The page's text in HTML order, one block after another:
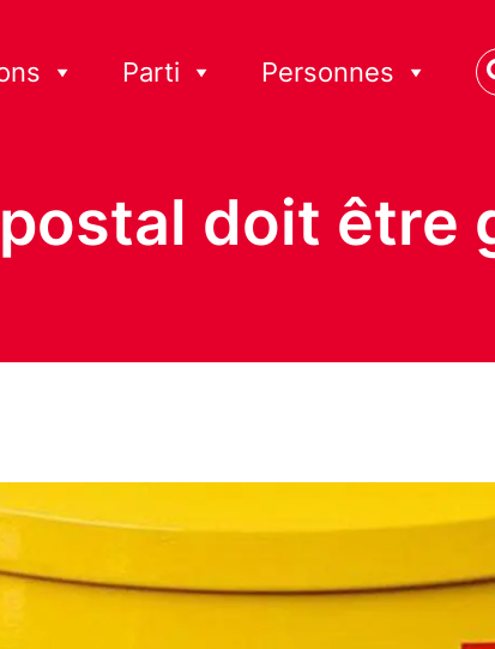
Parti Personnes
doit être